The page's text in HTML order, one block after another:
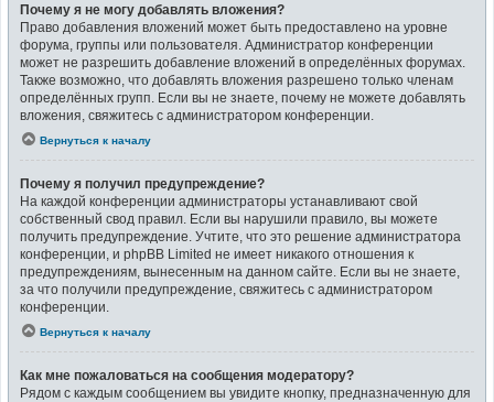
Почему я не могу добавлять вложения?
Право добавления вложений может быть предоставлено на уровне
форума, группы или пользователя. Администратор конференции
может не разрешить добавление вложений в определённых форумах.
Также возможно, что добавлять вложения разрешено только членам
определённых групп. Если вы не знаете, почему не можете добавлять
вложения, свяжитесь с администратором конференции.
Вернуться к началу
Почему я получил предупреждение?
На каждой конференции администраторы устанавливают свой
собственный свод правил. Если вы нарушили правило, вы можете
получить предупреждение. Учтите, что это решение администратора
конференции, и phpBB Limited не имеет никакого отношения к
предупреждениям, вынесенным на данном сайте. Если вы не знаете,
за что получили предупреждение, свяжитесь с администратором
конференции.
Вернуться к началу
Как мне пожаловаться на сообщения модератору?
Рядом с каждым сообщением вы увидите кнопку, предназначенную для